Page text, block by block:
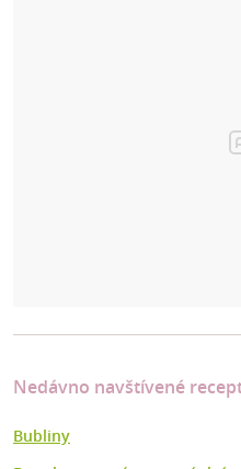
Nedávno navštívené
Bubliny